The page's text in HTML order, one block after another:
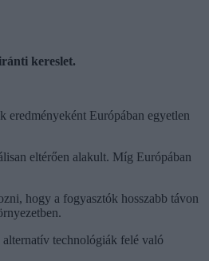
kereslet.
eredményeként Európában egyetlen
eltérően alakult. Míg Európában
hogy a fogyasztók hosszabb távon
technológiák felé való